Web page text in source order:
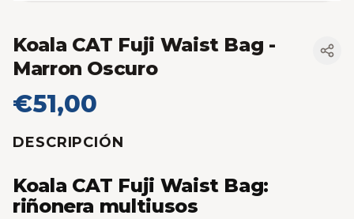
Koala CAT Fuji Waist Bag -
Marron Oscuro
€51,00
DESCRIPCIÓN
Koala CAT Fuji Waist Bag:
riñonera multiusos